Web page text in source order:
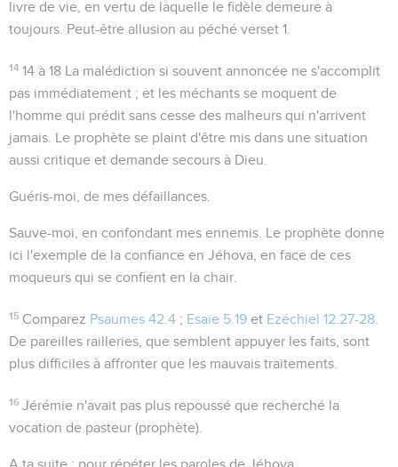
livre de vie , en vertu de laquelle le fidèle demeure à
toujours. Peut-être allusion au péché verset 1.
14 14 à 18 La malédiction si souvent annoncée ne s'accomplit
pas immédiatement ; et les méchants se moquent de
l'homme qui prédit sans cesse des malheurs qui n'arrivent
jamais. Le prophète se plaint d'être mis dans une situation
aussi critique et demande secours à Dieu.
Guéris-moi , de mes défaillances.
Sauve-moi , en confondant mes ennemis. Le prophète donne
ici l'exemple de la confiance en Jéhova, en face de ces
moqueurs qui se confient en la chair.
15 Comparez Psaumes 42.4 ; Esaïe 5.19 et Ezéchiel 12.27-28
De pareilles railleries, que semblent appuyer les faits, sont
plus difficiles à affronter que les mauvais traitements.
16 Jérémie n'avait pas plus repoussé que recherché la
vocation de pasteur (prophète).
A ta suite : pour répéter les paroles de Jéhova.